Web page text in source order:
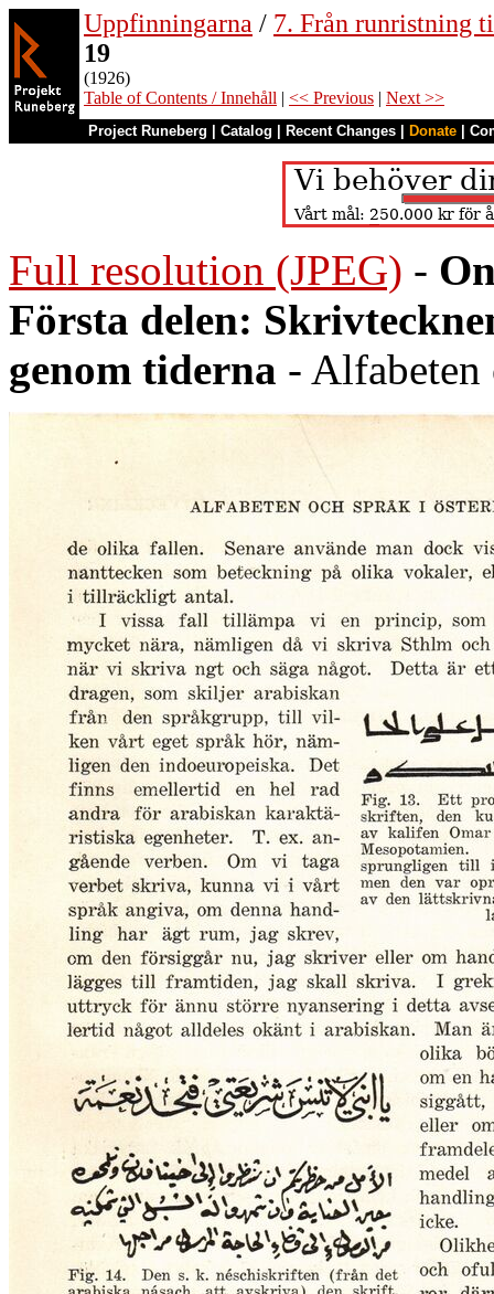
Uppfinningarna / 7. Från runristning
19
(1926)
Table of Contents / Innehåll | << Previous | Next >>
Project Runeberg Catalog Recent Changes Donate
Full resolution (JPEG) -
Första delen:
genom tiderna - Alfabeten